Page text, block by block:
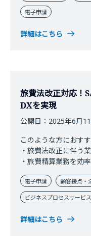
電子申請
詳細はこちら
旅費法改正対応！
DXを実現
公開日：2025年6月
このような方におす
・旅費法改正に伴う
・旅費精算業務を効
・職員・社員全体を
い方
電子申請 顧客接点・
ビジネスプロセスサービス
詳細はこちら